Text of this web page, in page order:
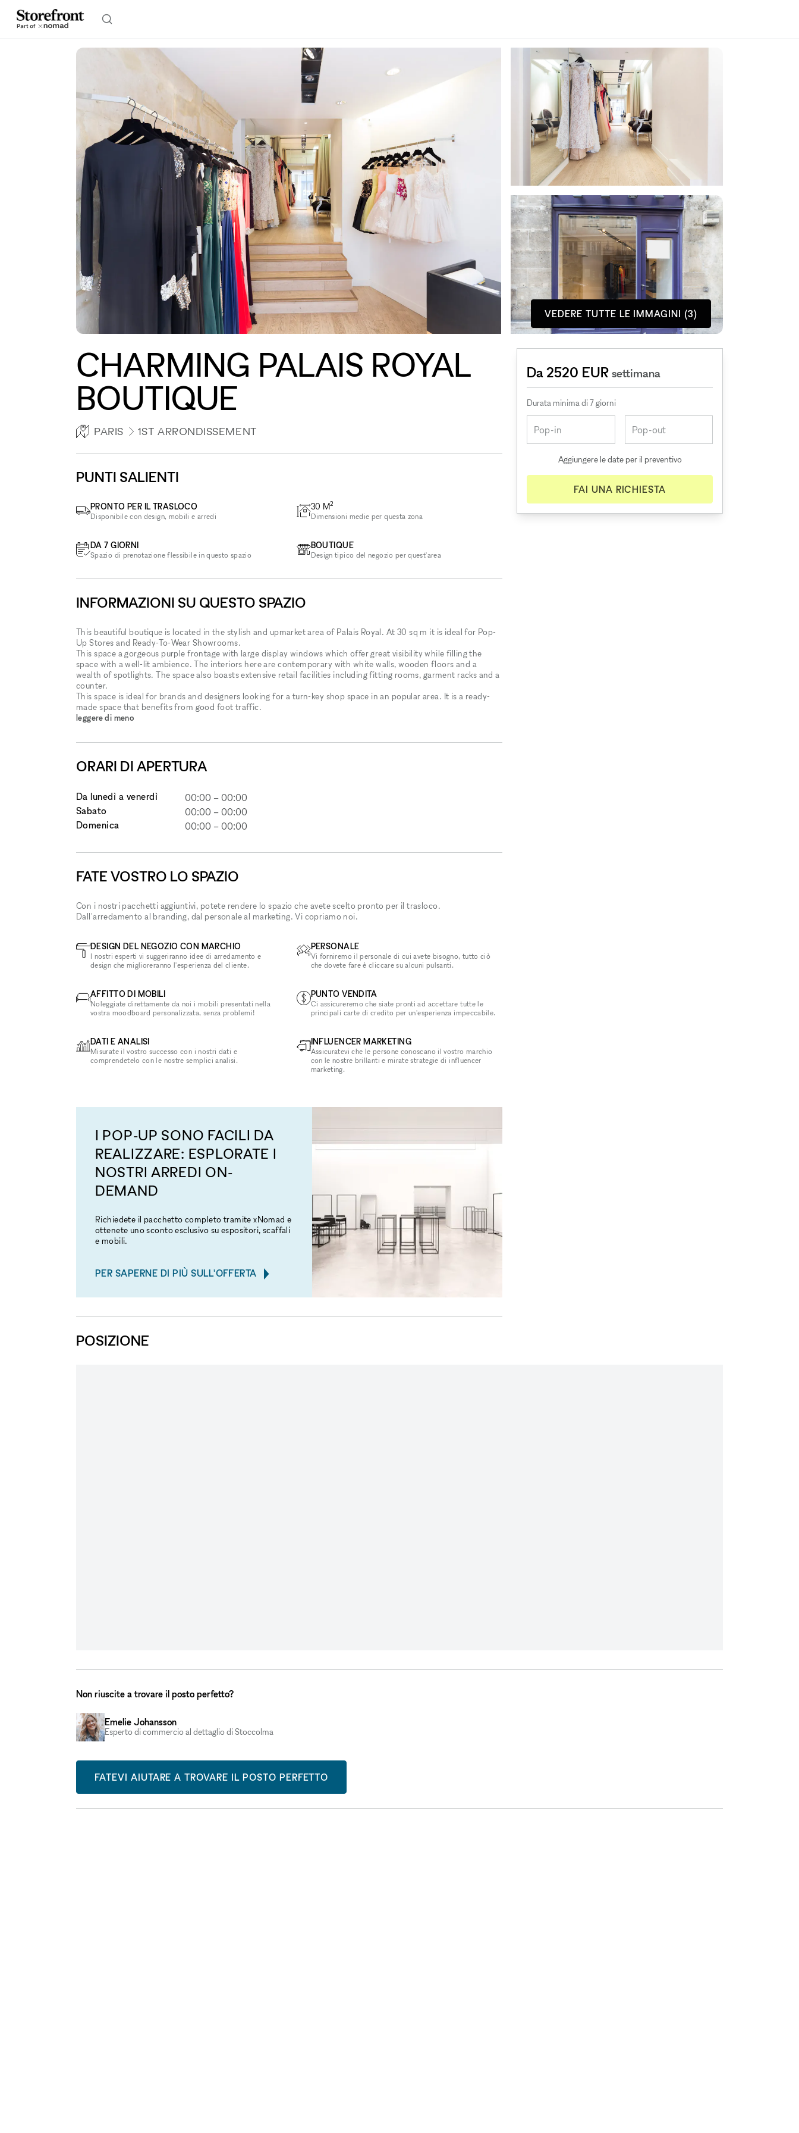
VEDERE TUTTE LE IMMAGINI (3)
CHARMING PALAIS ROYAL
BOUTIQUE
PARIS 1ST ARRONDISSEMENT
PUNTI SALIENTI
PRONTO PER IL TRASLOCO
Disponibile con design, mobili e arredi
DA 7 GIORNI
Spazio di prenotazione flessibile in questo spazio
30 M2
Dimensioni medie per questa zona
BOUTIQUE
Design tipico del negozio per quest'area
INFORMAZIONI SU QUESTO SPAZIO
This beautiful boutique is located in the stylish and upmarket area of Palais Royal. At 30 sq m it is ideal for Pop-
Up Stores and Ready-To-Wear Showrooms.
This space a gorgeous purple frontage with large display windows which offer great visibility while filling the
space with a well-lit ambience. The interiors here are contemporary with white walls, wooden floors and a
wealth of spotlights. The space also boasts extensive retail facilities including fitting rooms, garment racks and a
counter.
This space is ideal for brands and designers looking for a turn-key shop space in an popular area. It is a ready-
made space that benefits from good foot traffic.
leggere di meno
ORARI DI APERTURA
Da lunedì a venerdì 00:00 –00:00
Sabato
00:00 –00:00
Domenica
00:00 –00:00
FATE VOSTRO LO SPAZIO
Con i nostri pacchetti aggiuntivi, potete rendere lo spazio che avete scelto pronto per il trasloco.
Dall'arredamento al branding, dal personale al marketing. Vi copriamo noi.
DESIGN DEL NEGOZIO CON MARCHIO
I nostri esperti vi suggeriranno idee di arredamento e
design che miglioreranno l'esperienza del cliente.
AFFITTO DI MOBILI
Noleggiate direttamente da noi i mobili presentati nella
vostra moodboard personalizzata, senza problemi!
DATI E ANALISI
Misurate il vostro successo con i nostri dati e
comprendetelo con le nostre semplici analisi.
PERSONALE
Vi forniremo il personale di cui avete bisogno, tutto ciò
che dovete fare è cliccare su alcuni pulsanti.
PUNTO VENDITA
Ci assicureremo che siate pronti ad accettare tutte le
principali carte di credito per un'esperienza impeccabile.
INFLUENCER MARKETING
Assicuratevi che le persone conoscano il vostro marchio
con le nostre brillanti e mirate strategie di influencer
marketing.
I POP-UP SONO FACILI DA
REALIZZARE: ESPLORATE I
NOSTRI ARREDI ON-
DEMAND
Richiedete il pacchetto completo tramite xNomad e
ottenete uno sconto esclusivo su espositori, scaffali
e mobili.
PER SAPERNE DI PIÙ SULL'OFFERTA
Da 2520 EURsettimana
Durata minima di 7 giorni
Aggiungere le date per il preventivo
FAI UNA RICHIESTA
POSIZIONE
Non riuscite a trovare il posto perfetto?
Emelie Johansson
Esperto di commercio al dettaglio di Stoccolma
FATEVI AIUTARE A TROVARE IL POSTO PERFETTO